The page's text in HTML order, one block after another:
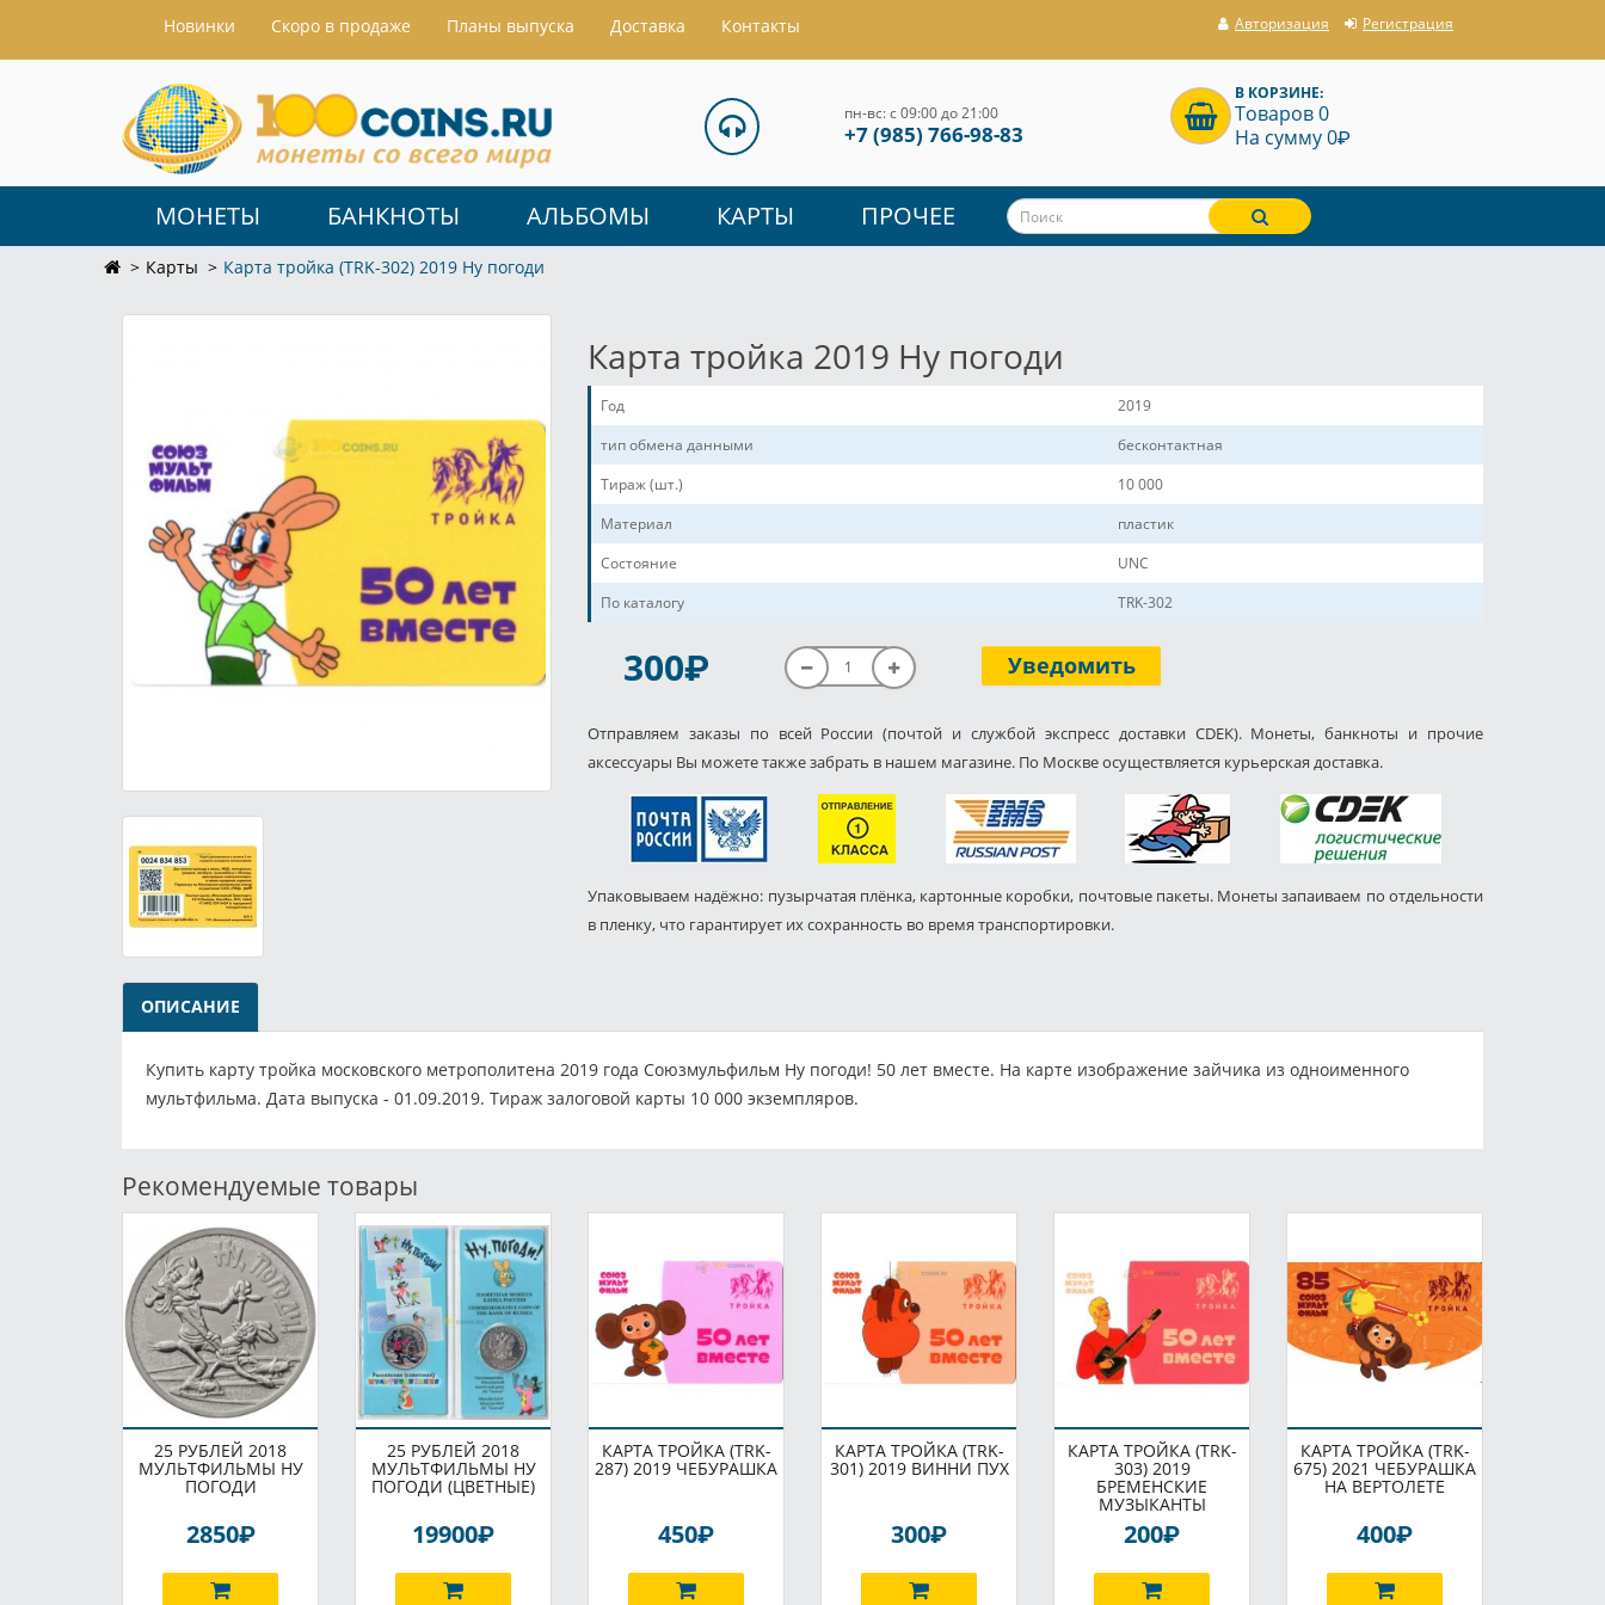
Hовинки Скоро в продаже Планы выпуска Доставка Контакты Авторизация Регистрация
пн-вс: с 09:00 до 21:00
+7 (985) 766-98-83
В КОРЗИНЕ:
Товаров 0
На сумму 0P
МОНЕТЫ БАНКНОТЫ АЛЬБОМЫ КАРТЫ ПРОЧЕЕ
Карты Карта тройка (TRK-302) 2019 Ну погоди
Карта тройка 2019 Ну погоди
Год
2019
тип обмена данными
бесконтактная
Тираж (шт.)
10 000
Материал
пластик
Состояние
UNC
По каталогу
TRK-302
300P Уведомить
Отправляем заказы по всей России (почтой и службой экспресс доставки CDEK). Монеты, банкноты и прочие
аксессуары Вы можете также забрать в нашем магазине. По Москве осуществляется курьерская доставка.
Упаковываем надёжно: пузырчатая плёнка, картонные коробки, почтовые пакеты. Монеты запаиваем по отдельности
в пленку, что гарантирует их сохранность во время транспортировки.
ОПИСАНИЕ
Купить карту тройка московского метрополитена 2019 года Союзмульфильм Ну погоди! 50 лет вместе. На карте изображение зайчика из одноименного
мультфильма. Дата выпуска - 01.09.2019. Тираж залоговой карты 10 000 экземпляров.
Рекомендуемые товары
25 РУБЛЕЙ 2018
МУЛЬТФИЛЬМЫ НУ
ПОГОДИ
2850P
25 РУБЛЕЙ 2018
МУЛЬТФИЛЬМЫ НУ
ПОГОДИ (ЦВЕТНЫЕ)
19900P
КАРТА ТРОЙКА (TRK-
287) 2019 ЧЕБУРАШКА
450P
КАРТА ТРОЙКА (TRK-
301) 2019 ВИННИ ПУХ
300P
КАРТА ТРОЙКА (TRK-
303) 2019
БРЕМЕНСКИЕ
МУЗЫКАНТЫ
200P
КАРТА ТРОЙКА (TRK-
675) 2021 ЧЕБУРАШКА
НА ВЕРТОЛЕТЕ
400P